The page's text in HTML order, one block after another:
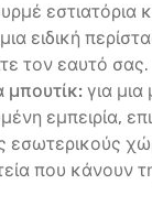
εστιατόρια
μια ειδική
τον εαυτό σας.
μπουτίκ: για μια
εμπειρία,
εσωτερικούς
που κάνουν